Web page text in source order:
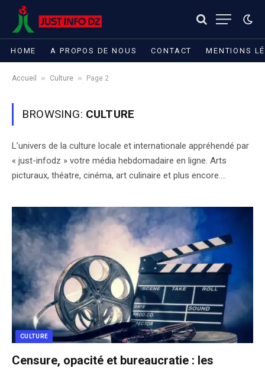
HOME A PROPOS DE NOUS CONTACT MENTIONS
Accueil » Culture » Page 2
BROWSING: CULTURE
L’univers de la culture locale et internationale appréhendé par
« just-infodz » votre média hebdomadaire en ligne. Arts
picturaux, théatre, cinéma, art culinaire et plus encore….
CULTURE
Censure, opacité et bureaucratie : les